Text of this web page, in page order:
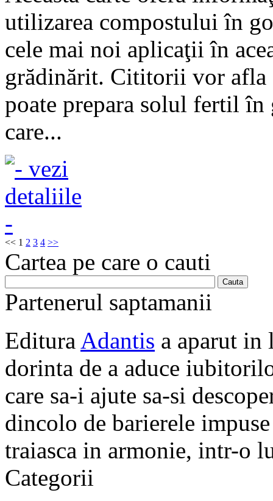
utilizarea compostului în
cele mai noi aplicaţii în
grădinărit. Cititorii vor afla
poate prepara solul fertil în
care...
<< 1 2 3 4 >>
Cartea pe care o cauti
Partenerul saptamanii
Editura Adantis a aparut in
dorinta de a aduce
care sa-i ajute sa-si
dincolo de barierele
traiasca in armonie, intr-o
Categorii